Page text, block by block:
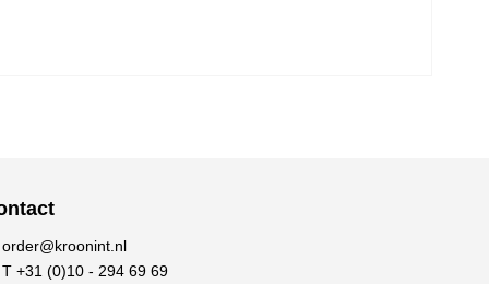
order@kroonint.nl
T +31 (0)10 - 294 69 69